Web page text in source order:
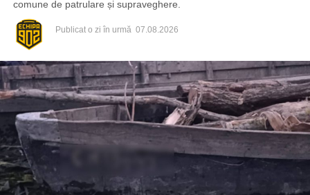
Din fericire, nimeni nu a avut de suferit, iar reprezentanții
comunității au mulțumit atât pompierilor din Drochia, cât și
localnicilor care au intervenit prompt și au contribuit la
limitarea pagubelor.
comune de patrulare și supraveghere.
Publicat o zi în urmă 07.08.2026